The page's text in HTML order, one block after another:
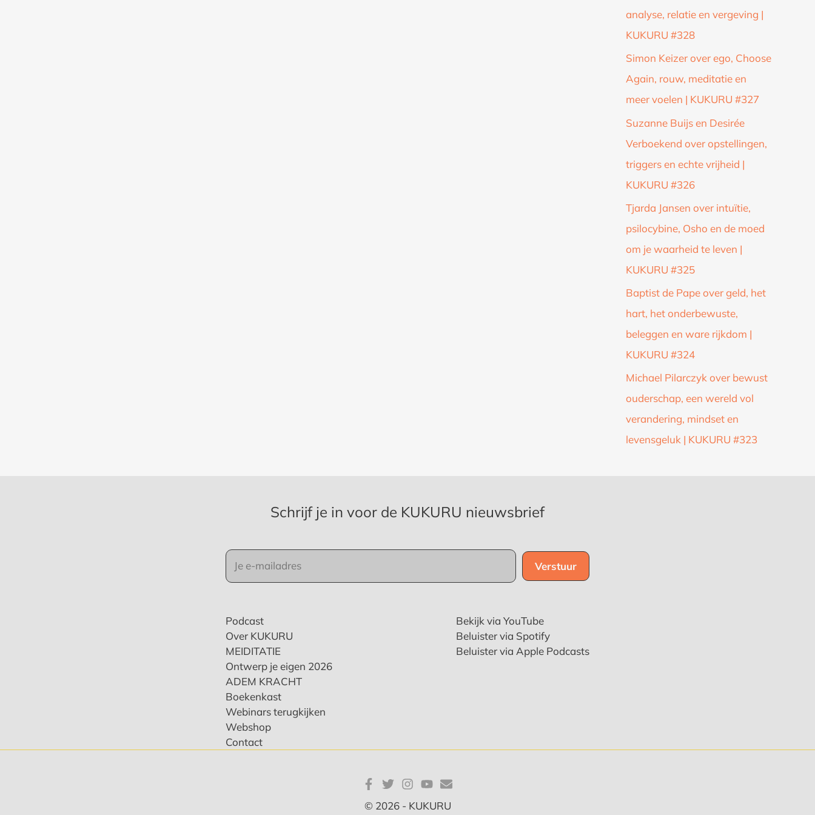
analyse, relatie en vergeving |
KUKURU #328
Simon Keizer over ego, Choose
Again, rouw, meditatie en
meer voelen | KUKURU #327
Suzanne Buijs en Desirée
Verboekend over opstellingen,
triggers en echte vrijheid |
KUKURU #326
Tjarda Jansen over intuïtie,
psilocybine, Osho en de moed
om je waarheid te leven |
KUKURU #325
Baptist de Pape over geld, het
hart, het onderbewuste,
beleggen en ware rijkdom |
KUKURU #324
Michael Pilarczyk over bewust
ouderschap, een wereld vol
verandering, mindset en
levensgeluk | KUKURU #323
Podcast
Over KUKURU
MEIDITATIE
Ontwerp je eigen 2026
ADEM KRACHT
Boekenkast
Webinars terugkijken
Webshop
Contact
Bekijk via YouTube
Beluister via Spotify
Beluister via Apple Podcasts
Schrijf je in voor de KUKURU nieuwsbrief
© 2026 - KUKURU